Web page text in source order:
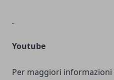
Youtube
Per maggiori